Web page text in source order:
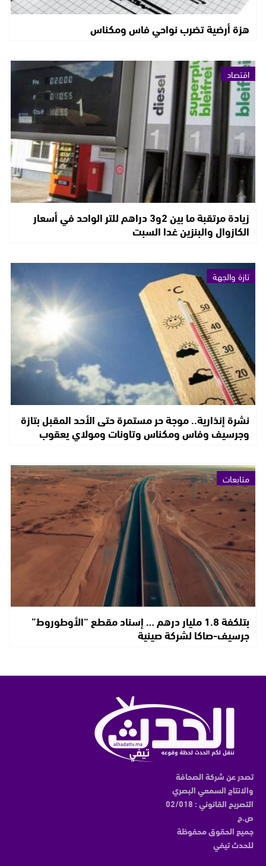
هزة أرضية تضرب نواحي فاس ومكناس
اقتصاد
زيادة مرتقبة ما بين 2و3 دراهم للتر الواحد في أسعار
الكازوال والبنزين غدا السبت
تازة والجهة
نشرة إنذارية.. موجة حر مستمرة حتى الأحد المقبل بتازة
وجرسيف وفاس ومكناس وتاونات ومولاي يعقوب
متابعات
بتلكفة 1.8 مليار درهم … إسناد مقطع “الأوطوروط”
جرسيف-صاكا لشركة صينية
تصدر عن شركة الصحافة
والانتاج السمعي البصري
التصريح القانوني : 02/018
ص.ح
جميع الحقوق محفوظة
للحدث تيفي